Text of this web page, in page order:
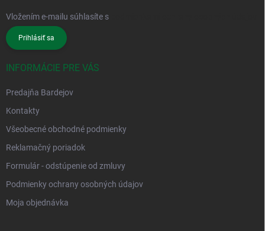
Vložením e-mailu súhlasíte s
Prihlásiť sa
INFORMÁCIE PRE VÁS
Predajňa Bardejov
Kontakty
Všeobecné obchodné podmienky
Reklamačný poriadok
Formulár - odstúpenie od zmluvy
Podmienky ochrany osobných údajov
Moja objednávka